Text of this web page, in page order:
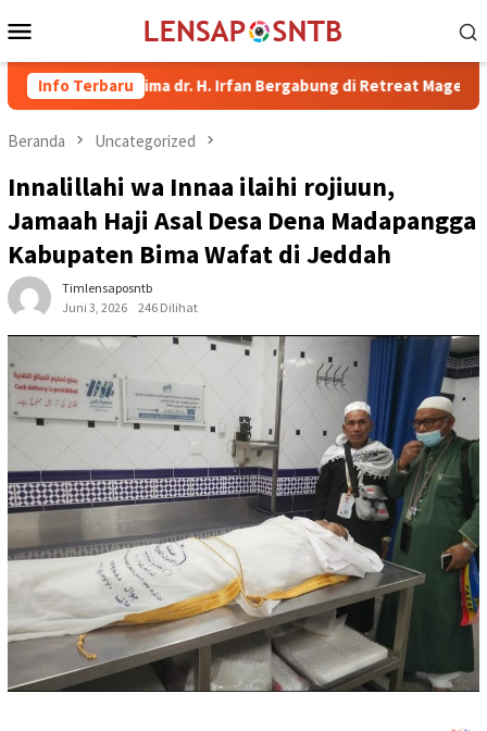
ke
Mobile
Info Terbaru
Bima dr. H. Irfan Bergabung di Retreat Magelang
Beranda Uncategorized
Innalillahi wa Innaa ilaihi rojiuun,
Jamaah Haji Asal Desa Dena Madapangga
Kabupaten Bima Wafat di Jeddah
Timlensaposntb
Juni 3, 2026
246 Dilihat